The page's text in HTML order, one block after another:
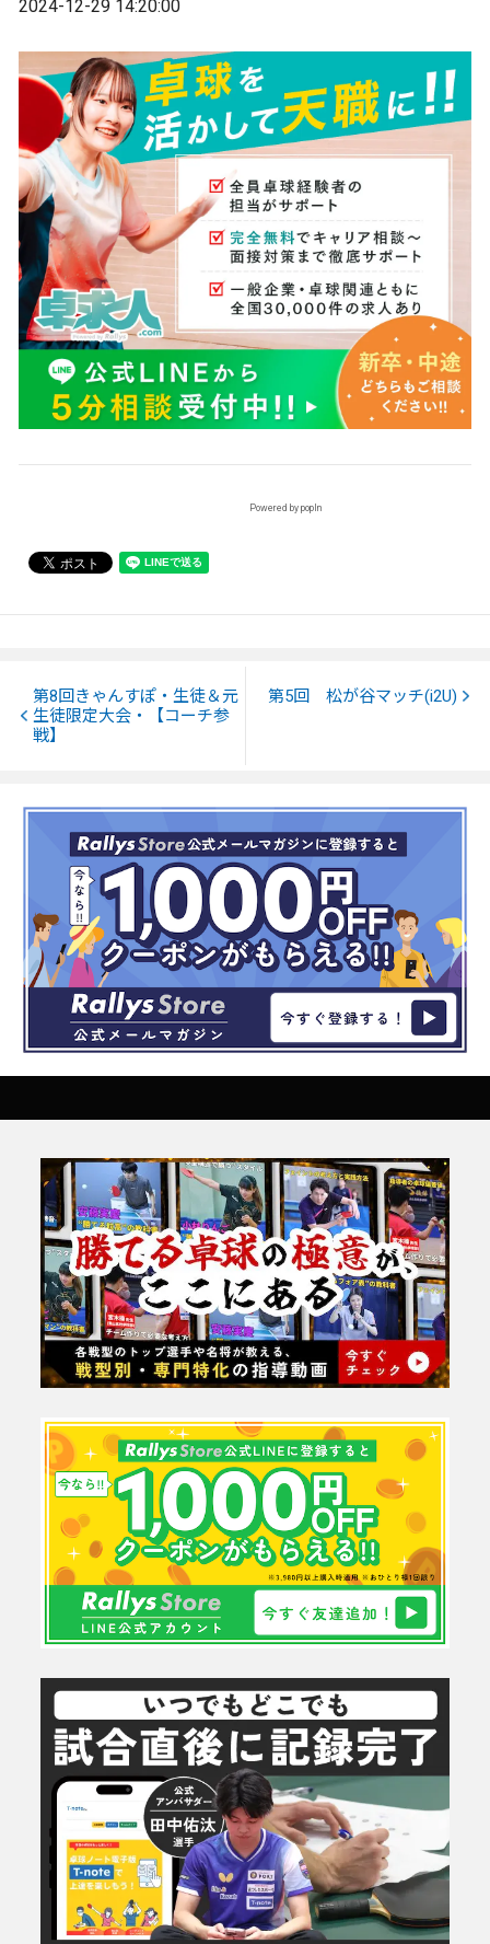
2024-12-29 14:20:00
Powered by popIn
第8回きゃんすぽ・生徒＆元
生徒限定大会・【コーチ参
戦】
第5回 松が谷マッチ(i2U)